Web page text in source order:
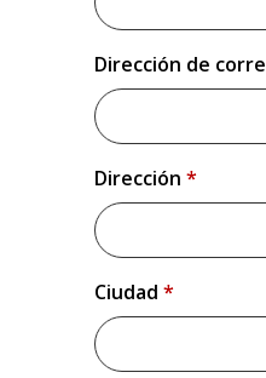
Dirección de
Dirección*
Ciudad*